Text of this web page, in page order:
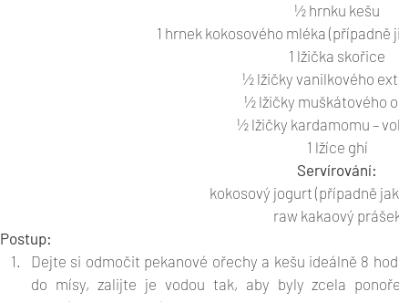
½ hrnku kešu
1 hrnek kokosového mléka (případně
1 lžička skořice
½ lžičky vanilkového
½ lžičky muškátového
½ lžičky kardamomu –
1 lžíce ghí
Servírování:
kokosový jogurt (případně
raw kakaový
Postup:
Dejte si odmočit pekanové ořechy a kešu ideálně 8
do mísy, zalijte je vodou tak, aby byly zcela